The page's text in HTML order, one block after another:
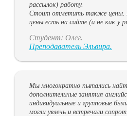
рассылок) работу.
Стоит отметить также цены.
цены есть на сайте (а не как у
Студент: Олег.
Преподаватель Эльвира.
Мы многократно пытались
дополнительные занятия
индивидуальные и групповые
могли увлечь и встречали